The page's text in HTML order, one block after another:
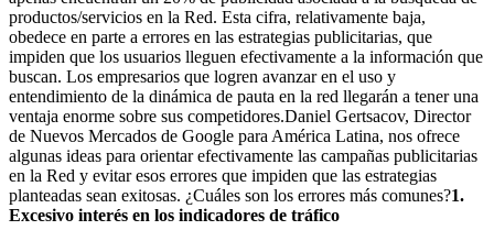
productos/servicios en la Red. Esta cifra, relativamente baja,
obedece en parte a errores en las estrategias publicitarias, que
impiden que los usuarios lleguen efectivamente a la información que
buscan. Los empresarios que logren avanzar en el uso y
entendimiento de la dinámica de pauta en la red llegarán a tener una
ventaja enorme sobre sus competidores.Daniel Gertsacov, Director
de Nuevos Mercados de Google para América Latina, nos ofrece
algunas ideas para orientar efectivamente las campañas publicitarias
en la Red y evitar esos errores que impiden que las estrategias
planteadas sean exitosas. ¿Cuáles son los errores más comunes?1.
Excesivo interés en los indicadores de tráfico